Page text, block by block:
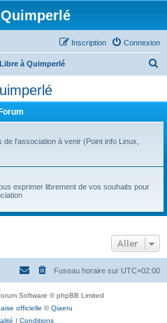
Connexion
Inscription
à Quimperlé
r
Forum
l'association à venir (Point info Linux,
exprimer librement de vos souhaits pour
Aller
Fuseau horaire sur UTC+02:00
Software © phpBB Limited
officielle ©Qiaeru
| Conditions